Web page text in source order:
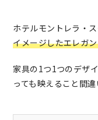
ホテルモントレラ・ス
イメージしたエレガ
家具の1つ1つのデザ
っても映えること間違